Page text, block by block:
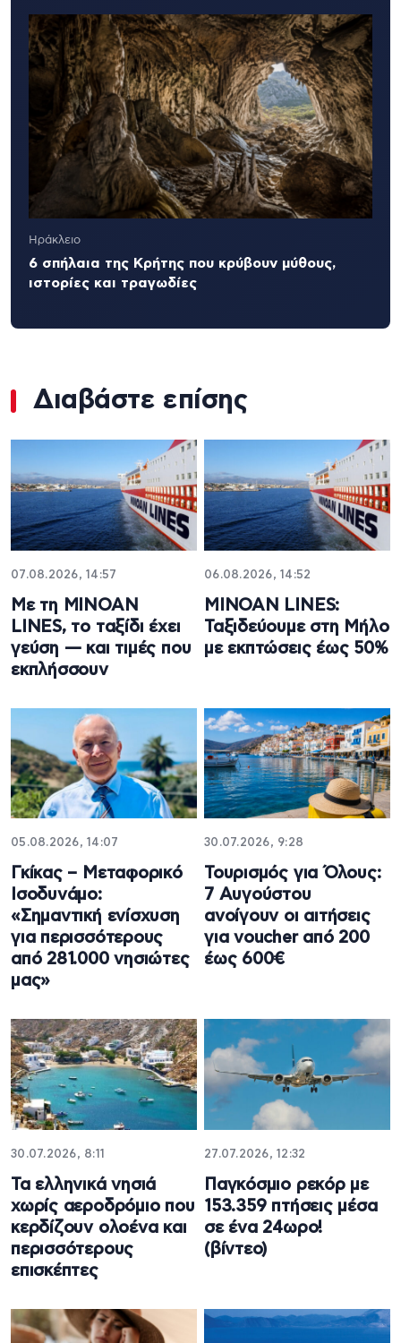
Ηράκλειο
6 σπήλαια της Κρήτης που κρύβουν μύθους,
ιστορίες και τραγωδίες
Διαβάστε επίσης
07.08.2026, 14:57
Με τη MINOAN
LINES, το ταξίδι έχει
γεύση — και τιμές που
εκπλήσσουν
06.08.2026, 14:52
MINOAN LINES:
Ταξιδεύουμε στη Μήλο
με εκπτώσεις έως 50%
05.08.2026, 14:07
Γκίκας – Μεταφορικό
Ισοδυνάμο:
«Σημαντική ενίσχυση
για περισσότερους
από 281.000 νησιώτες
μας»
30.07.2026, 9:28
Τουρισμός για Όλους:
7 Αυγούστου
ανοίγουν οι αιτήσεις
για voucher από 200
έως 600€
30.07.2026, 8:11
Τα ελληνικά νησιά
χωρίς αεροδρόμιο που
κερδίζουν ολοένα και
περισσότερους
επισκέπτες
27.07.2026, 12:32
Παγκόσμιο ρεκόρ με
153.359 πτήσεις μέσα
σε ένα 24ωρο!
(βίντεο)